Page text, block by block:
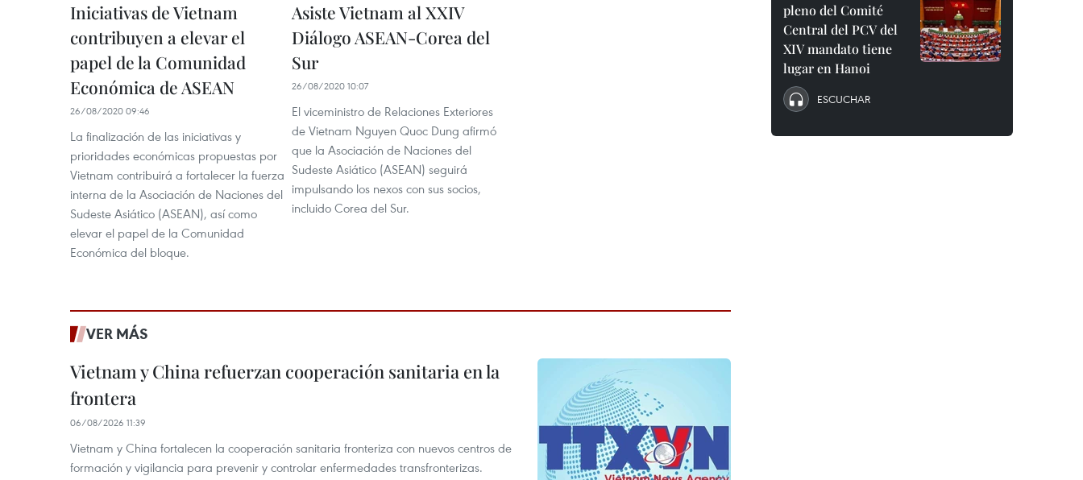
Iniciativas de Vietnam
contribuyen a elevar el
papel de la Comunidad
Económica de ASEAN
26/08/2020 09:46
La finalización de las iniciativas y
prioridades económicas propuestas por
Vietnam contribuirá a fortalecer la fuerza
interna de la Asociación de Naciones del
Sudeste Asiático (ASEAN), así como
elevar el papel de la Comunidad
Económica del bloque.
Asiste Vietnam al XXIV
Diálogo ASEAN-Corea del
Sur
26/08/2020 10:07
El viceministro de Relaciones Exteriores
de Vietnam Nguyen Quoc Dung afirmó
que la Asociación de Naciones del
Sudeste Asiático (ASEAN) seguirá
impulsando los nexos con sus socios,
incluido Corea del Sur.
VER MÁS
Vietnam y China refuerzan cooperación sanitaria en la
frontera
06/08/2026 11:39
Vietnam y China fortalecen la cooperación sanitaria fronteriza con nuevos centros de
formación y vigilancia para prevenir y controlar enfermedades transfronterizas.
pleno del Comité
Central del PCV del
XIV mandato tiene
lugar en Hanoi
ESCUCHAR